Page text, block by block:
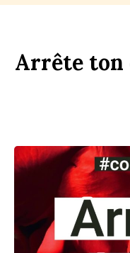
Arrête ton